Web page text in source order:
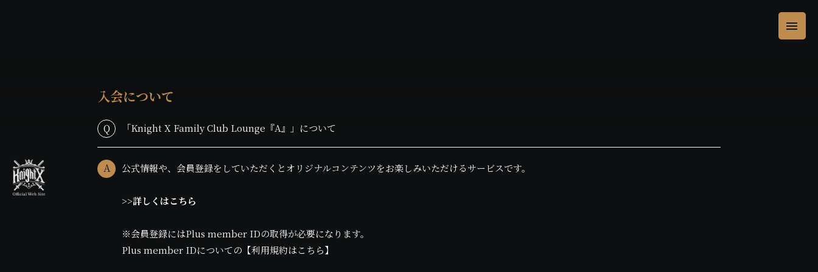
入会について
Q 「Knight X Family Club Lounge『A』」について
A 公式情報や、会員登録をしていただくとオリジナルコンテンツをお楽しみいただけるサービスです。
>>詳しくはこちら
※会員登録にはPlus member IDの取得が必要になります。
Plus member IDについての【利用規約はこちら】